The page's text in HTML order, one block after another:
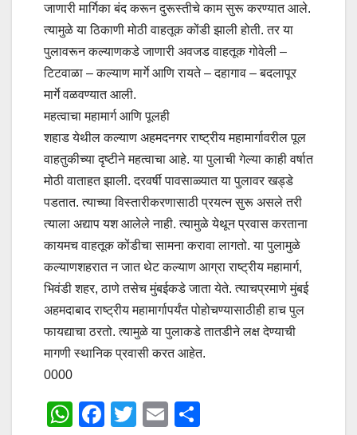
जाणारी मार्गिका बंद करून दुरूस्तीचे काम सुरू करण्यात आले.
त्यामुळे या ठिकाणी मोठी वाहतूक कोंडी झाली होती. तर या
पुलावरून कल्याणकडे जाणारी अवजड वाहतूक गोवेली –
टिटवाळा – कल्याण मार्गे आणि रायते – दहागाव – बदलापूर
मार्गे वळवण्यात आली.
महत्वाचा महामार्ग आणि पूलही
शहाड येथील कल्याण अहमदनगर राष्ट्रीय महामार्गावरील पूल
वाहतुकीच्या दृष्टीने महत्वाचा आहे. या पुलाची गेल्या काही वर्षात
मोठी वाताहत झाली. दरवर्षी पावसाळ्यात या पुलावर खड्डे
पडतात. त्याच्या विस्तारीकरणासाठी प्रयत्न सुरू असले तरी
त्याला अद्याप यश आलेले नाही. त्यामुळे येथून प्रवास करताना
कायमच वाहतूक कोंडीचा सामना करावा लागतो. या पुलामुळे
कल्याणशहरात न जात थेट कल्याण आग्रा राष्ट्रीय महामार्ग,
भिवंडी शहर, ठाणे तसेच मुंबईकडे जाता येते. त्याचप्रमाणे मुंबई
अहमदाबाद राष्ट्रीय महामार्गापर्यंत पोहोचण्यासाठीही हाच पुल
फायद्याचा ठरतो. त्यामुळे या पुलाकडे तातडीने लक्ष देण्याची
मागणी स्थानिक प्रवासी करत आहेत.
0000
W
F
T
E